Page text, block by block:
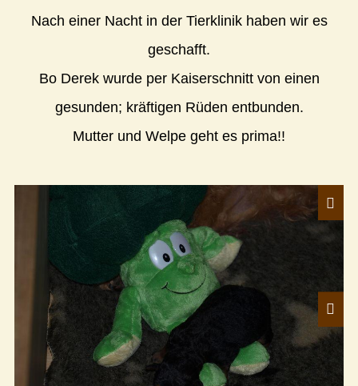
Nach einer Nacht in der Tierklinik haben wir es
geschafft.
Bo Derek wurde per Kaiserschnitt von einen
gesunden; kräftigen Rüden entbunden.
Mutter und Welpe geht es prima!!